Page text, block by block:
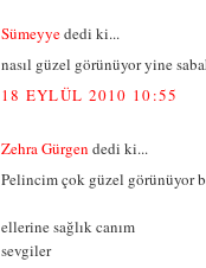
Sümeyyededi ki...
nasıl güzel görünüyor yine
18 EYLÜL 2010 10:55
Zehra Gürgen dedi ki...
Pelincim çok güzel görünüyor
ellerine sağlık canım
sevgiler